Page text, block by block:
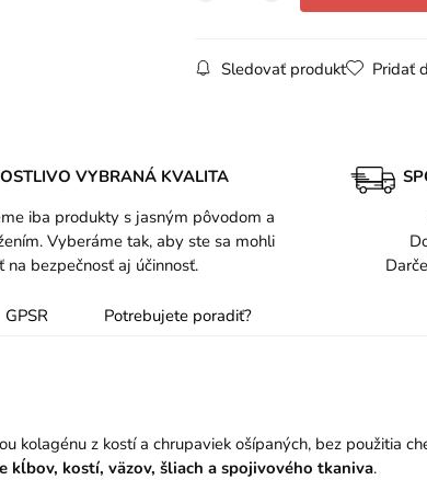
Sledovať produkt Pridať
VYBRANÁ KVALITA
iba produkty s jasným pôvodom a
Vyberáme tak, aby ste sa mohli
na bezpečnosť aj účinnosť.
GPSR Potrebujete poradiť?
z kostí a chrupaviek ošípaných, bez použitia
kĺbov, kostí, väzov, šliach a spojivového tkaniva.